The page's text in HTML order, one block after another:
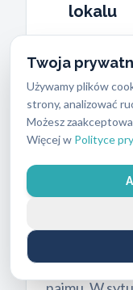
Twoja
Używamy plików
strony, analizować
Możesz
Więcej w Polityce
lokalu
otwieranie
musi
do danego
który chroni
przed
Wymagamy
adresem
Jeśli
meldunku,